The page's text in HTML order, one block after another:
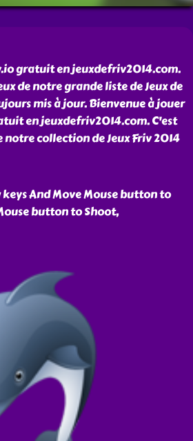
gratuit en jeuxdefriv2014.com.
de notre grande liste de Jeux de
mis à jour. Bienvenue à jouer
en jeuxdefriv2014.com. C'est
collection de Jeux Friv 2014
keys And Move Mouse button to
button to Shoot,